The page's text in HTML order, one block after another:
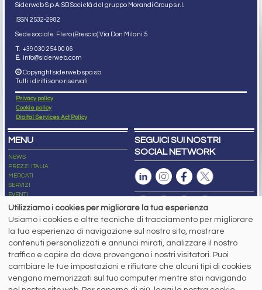
Siderweb S.p.A. SB Società del gruppo Morandi Group s.r.l.
ISSN 2532-2982
Sede sociale: Flero (Brescia) Via Don Milani 5
T. +39 030 254 00 06
E. info@siderweb.com
Copyright siderweb spa sb
Tutti i diritti sono riservati
Privacy policy
Cookie policy
Digital Services Act Policy
MENU
NEWS
PREZZI ITALIA
MERCATI
SERVIZI
EVENTI
ABBONAMENTI
NEWSLETTER
SEGUICI SUI NOSTRI
SOCIAL NETWORK
Capitale Sociale: 190.000€ interamente versato
Registro delle Imprese di Brescia
Codice Fiscale e Partita I.V.A.:IT03562320170
R.E.A. n. 419331
www.siderweb.com: Autorizzazione del Tribunale di Brescia n. 11/2004 del 17
Utilizziamo i cookies per migliorare la tua esperienza
Usiamo i cookies e altre tecniche di tracciamento per migliorare
la tua esperienza di navigazione sul nostro sito, mostrare
contenuti personalizzati e annunci mirati, analizzare il nostro
traffico e capire da dove provengono i nostri visitatori. Puoi
cambiare le tue impostazioni e rifiutare che alcuni tipi di cookies
vengano memorizzati sul tuo computer mentre stai navigando